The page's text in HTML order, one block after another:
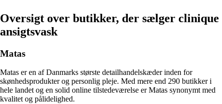
Oversigt over butikker, der sælger clinique
ansigtsvask
Matas
Matas er en af Danmarks største detailhandelskæder inden for
skønhedsprodukter og personlig pleje. Med mere end 290 butikker i
hele landet og en solid online tilstedeværelse er Matas synonymt med
kvalitet og pålidelighed.